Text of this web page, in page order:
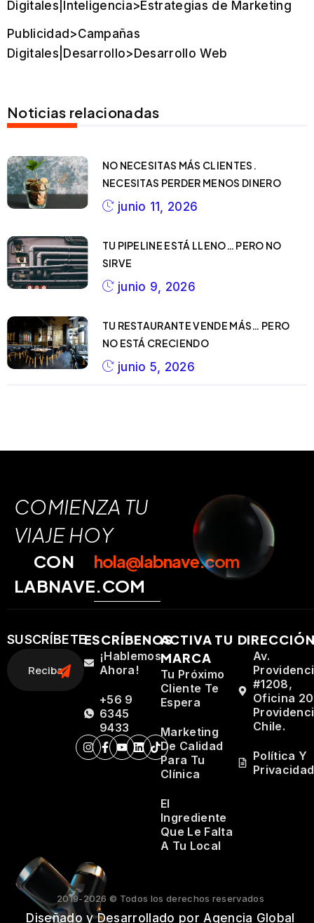
Digitales|Inteligencia>Estrategias de Marketing
Publicidad>Campañas
Digitales|Desarrollo>Desarrollo Web
Noticias relacionadas
NO NECESITAS MÁS CLIENTES.
NECESITAS PERDER MENOS DINERO
junio 11, 2026
TU PIPELINE ESTÁ LLENO… PERO NO
SIRVE
junio 9, 2026
TU RESTAURANTE VENDE MÁS… PERO
NO ESTÁ CRECIENDO
junio 5, 2026
COMIENZA TU
VIAJE HOY
CON
LABNAVE.COM
hola@labnave.com
SUSCRÍBETEESCRÍBENOS
¡Hablemos
Ahora!
+56 9
6345
9433
ACTIVA TU
MARCA
Tu Próximo
Cliente Te
Espera
Marketing
De Calidad
Para Tu
Clínica
El
Ingrediente
Que Le Falta
A Tu Local
Av.
#1208,
Oficina
Chile.
Política Y
Privacidad
2019-2026 © Todos los derechos reservados
Diseñado y Desarrollado por Agencia Global